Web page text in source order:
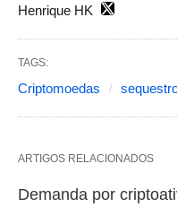
Henrique HK
TAGS:
Criptomoedas
ARTIGOS RELACIONADOS
Demanda por